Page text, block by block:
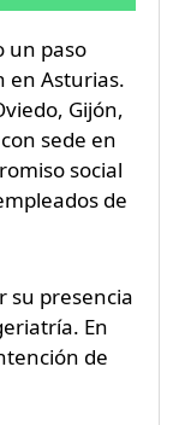
un paso
en Asturias.
Gijón,
sede en
social
de
su presencia
En
de